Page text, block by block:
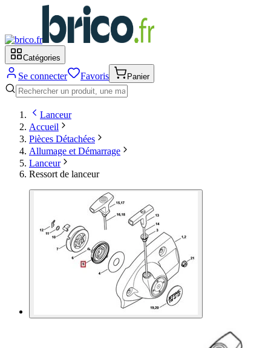
Catégories
Se connecter Favoris Panier
Lanceur
Accueil
Pièces Détachées
Allumage et Démarrage
Lanceur
Ressort de lanceur